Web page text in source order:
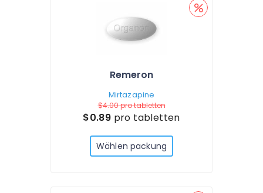
Remeron
Mirtazapine
$4.00pro tabletten
$0.89 pro tabletten
Wählen packung